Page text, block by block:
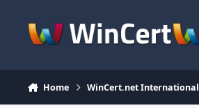
Home WinCert.net International